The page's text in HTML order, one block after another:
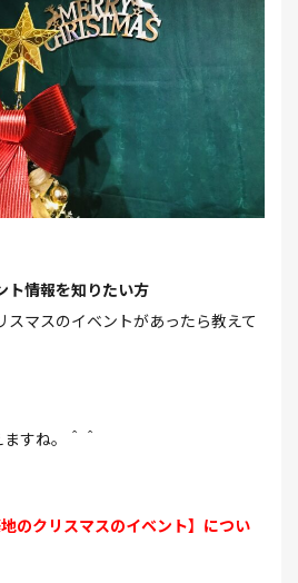
ト情報を知りたい方
スマスのイベントがあったら教えて
すね。＾＾
のクリスマスのイベント】につい